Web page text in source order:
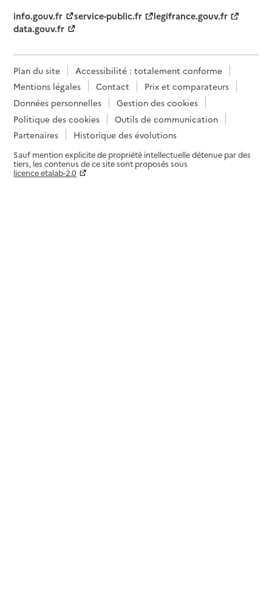
info.gouv.fr
service-public.fr
legifrance.gouv.fr
data.gouv.fr
Plan du site
Accessibilité : totalement conforme
Mentions légales
Contact
Prix et comparateurs
Données personnelles
Gestion des cookies
Politique des cookies
Outils de communication
Partenaires
Historique des évolutions
Sauf mention explicite de propriété intellectuelle détenue par des
tiers, les contenus de ce site sont proposés sous
licence etalab-2.0